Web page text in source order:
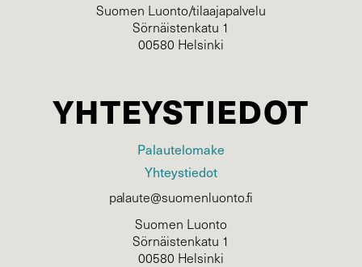
Suomen Luonto/tilaajapalvelu
Sörnäistenkatu 1
00580 Helsinki
YHTEYSTIEDOT
Palautelomake
Yhteystiedot
palaute@suomenluonto.fi
Suomen Luonto
Sörnäistenkatu 1
00580 Helsinki